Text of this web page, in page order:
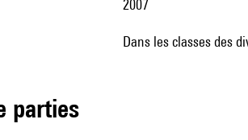
2007
dans les classes des
parties